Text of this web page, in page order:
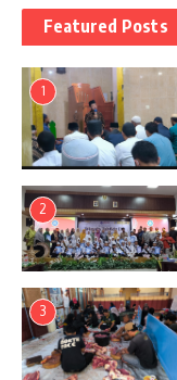
Featured Posts
1
2
3